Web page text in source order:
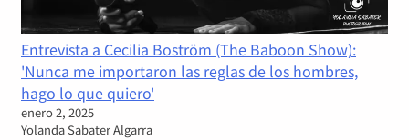
Entrevista a Cecilia Boström (The Baboon Show):
'Nunca me importaron las reglas de los hombres,
hago lo que quiero'
enero 2, 2025
Yolanda Sabater Algarra